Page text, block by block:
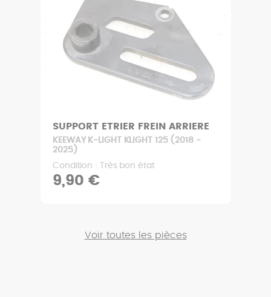
SUPPORT ETRIER FREIN ARRIERE
KEEWAY K-LIGHT KLIGHT 125 (2018 -
2025)
Condition : Très bon état
9,90 €
Voir toutes les pièces